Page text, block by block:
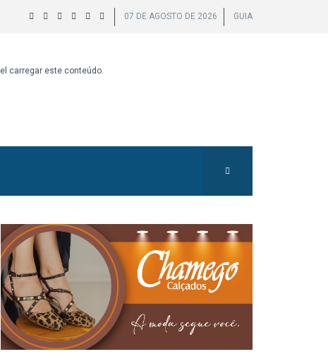
07 DE AGOSTO DE 2026 GUIA
carregar este conteúdo.